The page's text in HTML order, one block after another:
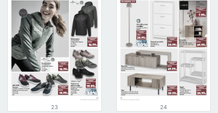
23 24